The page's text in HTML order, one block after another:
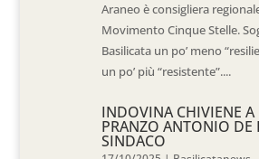
Araneo è consigliera
Movimento Cinque Stelle.
Basilicata un po’ meno
un po’ più “resistente”....
INDOVINA CHIVIENE A
PRANZO ANTONIO DE
SINDACO